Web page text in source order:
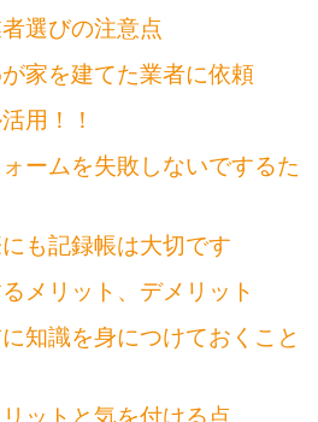
選びの注意点
家を建てた業者に依頼
用！！
ームを失敗しないでするた
も記録帳は大切です
メリット、デメリット
知識を身につけておくこと
ットと気を付ける点